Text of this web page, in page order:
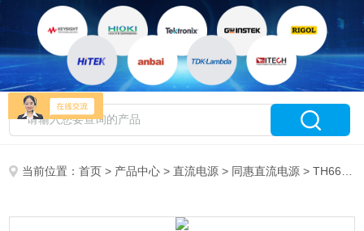
当前位置：首页 > 产品中心 >直流电源 > 同惠直流电源 > TH66200P-210-15同惠可编程大功率直流电源